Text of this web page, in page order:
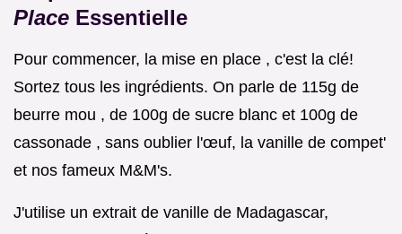
Place Essentielle
Pour commencer, la mise en place , c'est la clé!
Sortez tous les ingrédients. On parle de 115g de
beurre mou , de 100g de sucre blanc et 100g de
cassonade , sans oublier l'œuf, la vanille de compet'
et nos fameux M&M's.
J'utilise un extrait de vanille de Madagascar,